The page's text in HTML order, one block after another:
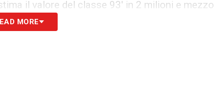
il valore del classe 93′ in 2 milioni e mezzo,
in caso di evoluzioni nel
MORE